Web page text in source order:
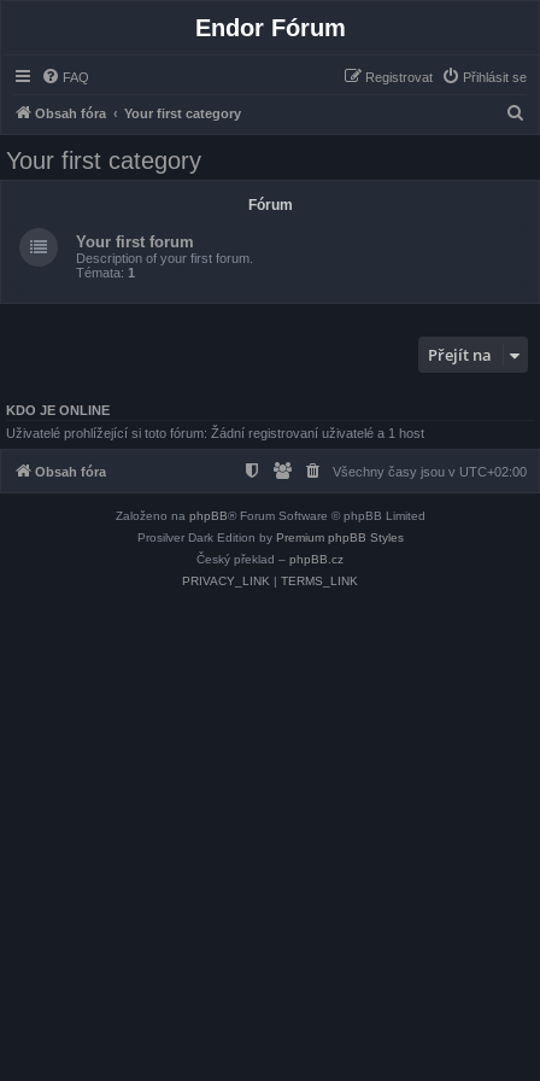
Endor Fórum
FAQ Přihlásit se
Registrovat
Obsah fóra Your first category
Your first category
Fórum
Your first forum
Description of your first forum.
Témata: 1
Přejít na
KDO JE ONLINE
Uživatelé prohlížející si toto fórum: Žádní registrovaní uživatelé a 1 host
Obsah fóra Všechny časy jsou v UTC+02:00
Založeno na phpBB® Forum Software © phpBB Limited
Prosilver Dark Edition by Premium phpBB Styles
Český překlad – phpBB.cz
PRIVACY_LINK | TERMS_LINK